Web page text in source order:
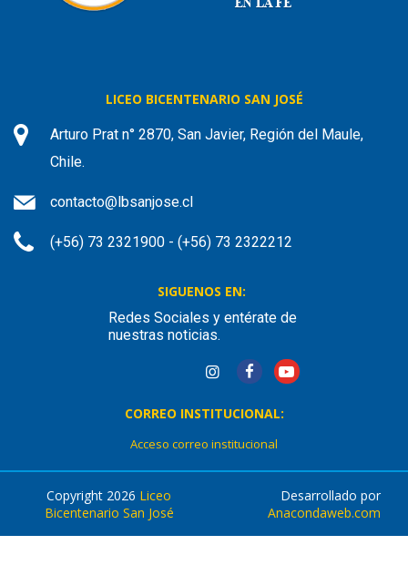
LICEO BICENTENARIO SAN JOSÉ
Arturo Prat n° 2870, San Javier, Región del Maule,
Chile.
contacto@lbsanjose.cl
(+56) 73 2321900 - (+56) 73 2322212
SIGUENOS EN:
Redes Sociales y entérate de
nuestras noticias.
CORREO INSTITUCIONAL:
Acceso correo institucional
Copyright 2026 Liceo
Bicentenario San José
Desarrollado por
Anacondaweb.com